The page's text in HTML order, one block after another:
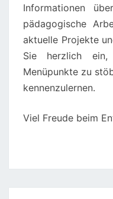
Informationen
pädagogische
aktuelle Projekte
Sie herzlich ein,
Menüpunkte zu
kennenzulernen.
Viel Freude beim